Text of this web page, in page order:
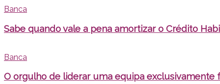
Banca
Sabe quando vale a pena amortizar o Crédito
Banca
O orgulho de liderar uma equipa exclusivamente